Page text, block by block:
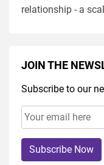
relationship - a
JOIN THE
Subscribe to our
Subscribe Now